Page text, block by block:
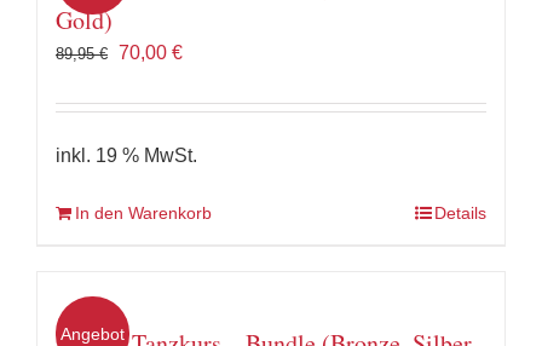
Gold)
89,95€ Ursprünglicher
war:
70,00 €Aktueller
ist:
inkl. 19 % MwSt.
In den Warenkorb Details
Angebot